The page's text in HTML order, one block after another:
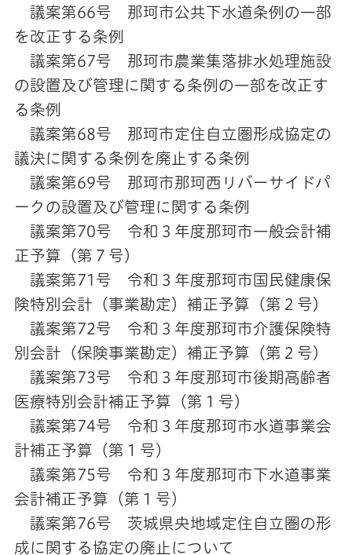
議案第66号 那珂市公共下水道条例の一部
を改正する条例
議案第67号 那珂市農業集落排水処理施設
の設置及び管理に関する条例の一部を改正す
る条例
議案第68号 那珂市定住自立圏形成協定の
議決に関する条例を廃止する条例
議案第69号 那珂市那珂西リバーサイドパ
ークの設置及び管理に関する条例
議案第70号 令和３年度那珂市一般会計補
正予算（第７号）
議案第71号 令和３年度那珂市国民健康保
険特別会計（事業勘定）補正予算（第２号）
議案第72号 令和３年度那珂市介護保険特
別会計（保険事業勘定）補正予算（第２号）
議案第73号 令和３年度那珂市後期高齢者
医療特別会計補正予算（第１号）
議案第74号 令和３年度那珂市水道事業会
計補正予算（第１号）
議案第75号 令和３年度那珂市下水道事業
会計補正予算（第１号）
議案第76号 茨城県央地域定住自立圏の形
成に関する協定の廃止について